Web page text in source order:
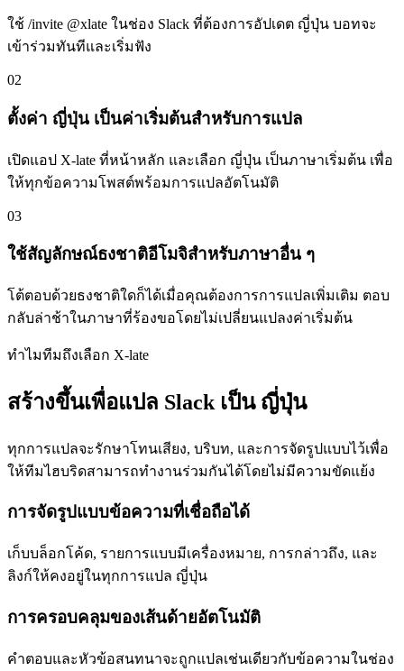
ใช้ /invite @xlate ในช่อง Slack ที่ต้องการอัปเดต ญี่ปุ่น บอทจะ
เข้าร่วมทันทีและเริ่มฟัง
02
ตั้งค่า ญี่ปุ่น เป็นค่าเริ่มต้นสำหรับการแปล
เปิดแอป X-late ที่หน้าหลัก และเลือก ญี่ปุ่น เป็นภาษาเริ่มต้น เพื่อ
ให้ทุกข้อความโพสต์พร้อมการแปลอัตโนมัติ
03
ใช้สัญลักษณ์ธงชาติอีโมจิสำหรับภาษาอื่น ๆ
โต้ตอบด้วยธงชาติใดก็ได้เมื่อคุณต้องการการแปลเพิ่มเติม ตอบ
กลับล่าช้าในภาษาที่ร้องขอโดยไม่เปลี่ยนแปลงค่าเริ่มต้น
ทำไมทีมถึงเลือก X-late
สร้างขึ้นเพื่อแปล Slack เป็น ญี่ปุ่น
ทุกการแปลจะรักษาโทนเสียง, บริบท, และการจัดรูปแบบไว้เพื่อ
ให้ทีมไฮบริดสามารถทำงานร่วมกันได้โดยไม่มีความขัดแย้ง
การจัดรูปแบบข้อความที่เชื่อถือได้
เก็บบล็อกโค้ด, รายการแบบมีเครื่องหมาย, การกล่าวถึง, และ
ลิงก์ให้คงอยู่ในทุกการแปล ญี่ปุ่น
การครอบคลุมของเส้นด้ายอัตโนมัติ
คำตอบและหัวข้อสนทนาจะถูกแปลเช่นเดียวกับข้อความในช่อง